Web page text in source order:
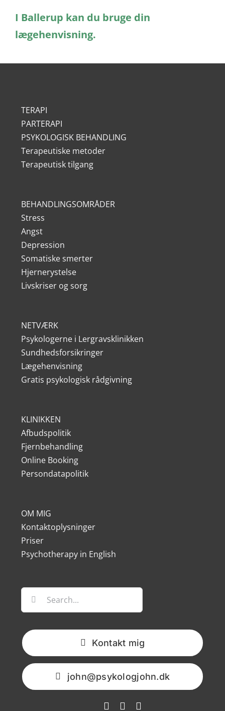
I Ballerup kan du bruge din
lægehenvisning.
TERAPI
PARTERAPI
PSYKOLOGISK BEHANDLING
Terapeutiske metoder
Terapeutisk tilgang
BEHANDLINGSOMRÅDER
Stress
Angst
Depression
Somatiske smerter
Hjernerystelse
Livskriser og sorg
Kontakt mig
john@psykologjohn.dk
NETVÆRK
Psykologerne i Lergravsklinikken
Sundhedsforsikringer
Lægehenvisning
Gratis psykologisk rådgivning
KLINIKKEN
Afbudspolitik
Fjernbehandling
Online Booking
Persondatapolitik
OM MIG
Kontaktoplysninger
Priser
Psychotherapy in English
Søg
efter: